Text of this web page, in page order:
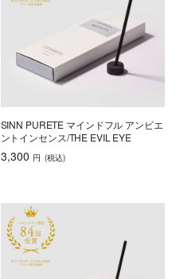
SINN PURETE マインドフル アンビエ
ントインセンス/THE EVIL EYE
3,300 円 (税込)